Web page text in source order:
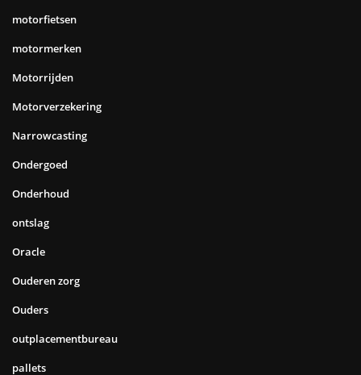
motorfietsen
motormerken
Motorrijden
Motorverzekering
Narrowcasting
Ondergoed
Onderhoud
ontslag
Oracle
Ouderen zorg
Ouders
outplacementbureau
pallets